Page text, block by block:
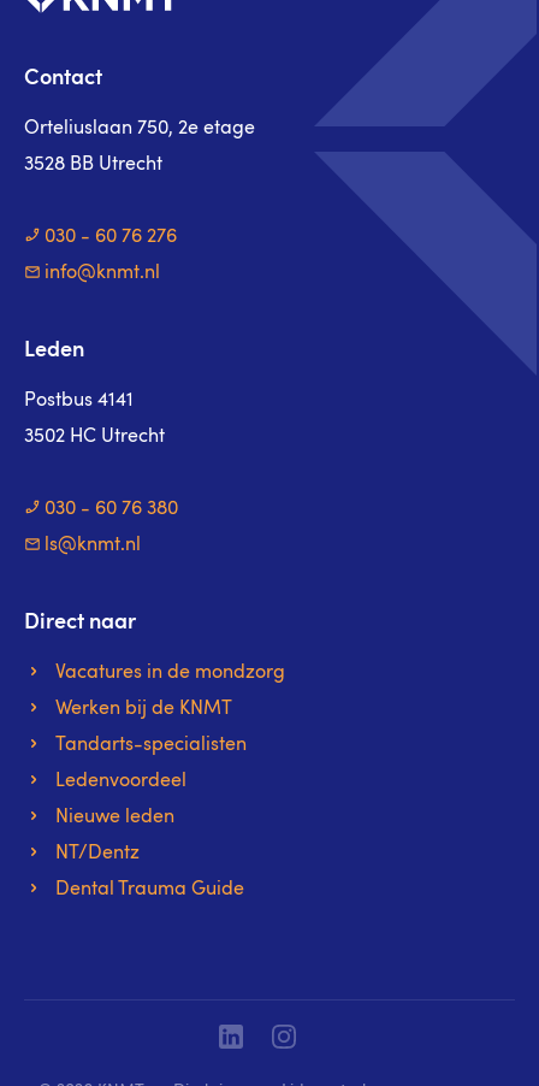
Contact
Orteliuslaan 750, 2e etage
3528 BB Utrecht
030 - 60 76 276
info@knmt.nl
Leden
Postbus 4141
3502 HC Utrecht
030 - 60 76 380
ls@knmt.nl
Direct naar
Vacatures in de mondzorg
Werken bij de KNMT
Tandarts-specialisten
Ledenvoordeel
Nieuwe leden
NT/Dentz
Dental Trauma Guide
Linkedin